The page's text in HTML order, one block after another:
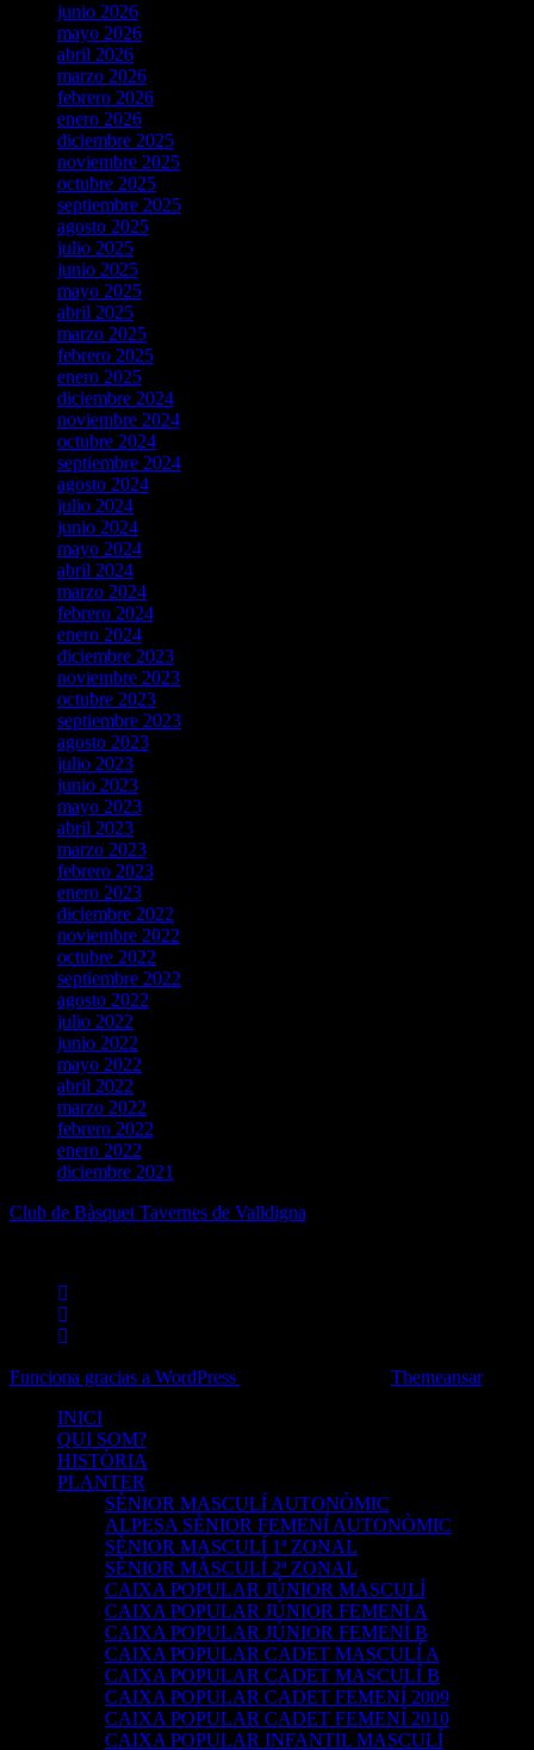
junio 2026
mayo 2026
abril 2026
marzo 2026
febrero 2026
enero 2026
diciembre 2025
noviembre 2025
octubre 2025
septiembre 2025
agosto 2025
julio 2025
junio 2025
mayo 2025
abril 2025
marzo 2025
febrero 2025
enero 2025
diciembre 2024
noviembre 2024
octubre 2024
septiembre 2024
agosto 2024
julio 2024
junio 2024
mayo 2024
abril 2024
marzo 2024
febrero 2024
enero 2024
diciembre 2023
noviembre 2023
octubre 2023
septiembre 2023
agosto 2023
julio 2023
junio 2023
mayo 2023
abril 2023
marzo 2023
febrero 2023
enero 2023
diciembre 2022
noviembre 2022
octubre 2022
septiembre 2022
agosto 2022
julio 2022
junio 2022
mayo 2022
abril 2022
marzo 2022
febrero 2022
enero 2022
diciembre 2021
Club de Bàsquet Tavernes de Valldigna
Funciona gracias a WordPress
Themeansar
INICI
QUI SOM?
HISTÒRIA
PLANTER
SÈNIOR MASCULÍ AUTONÒMIC
ALPESA SÈNIOR FEMENÍ AUTONÒMIC
SÈNIOR MASCULÍ 1ª ZONAL
SÈNIOR MÀSCULÍ 2ª ZONAL
CAIXA POPULAR JÚNIOR MASCULÍ
CAIXA POPULAR JÚNIOR FEMENÍ A
CAIXA POPULAR JÚNIOR FEMENÍ B
CAIXA POPULAR CADET MASCULÍ A
CAIXA POPULAR CADET MASCULÍ B
CAIXA POPULAR CADET FEMENÍ 2009
CAIXA POPULAR CADET FEMENÍ 2010
CAIXA POPULAR INFANTIL MASCULÍ